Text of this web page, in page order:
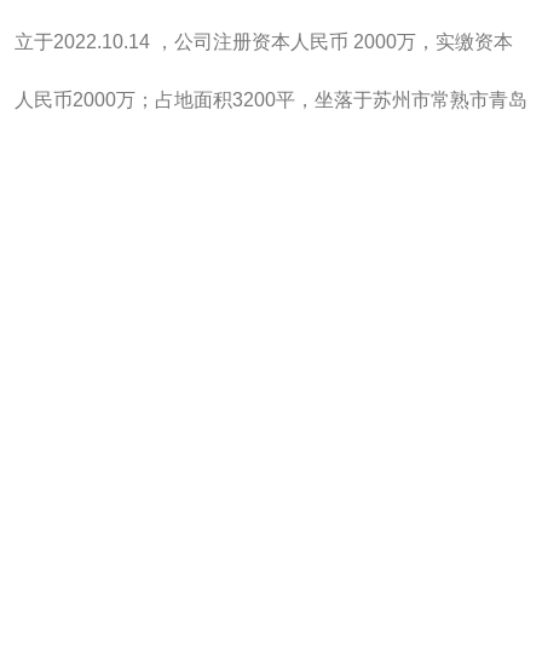
立于2022.10.14 ，公司注册资本人民币 2000万，实缴资本
人民币2000万；占地面积3200平，坐落于苏州市常熟市青岛